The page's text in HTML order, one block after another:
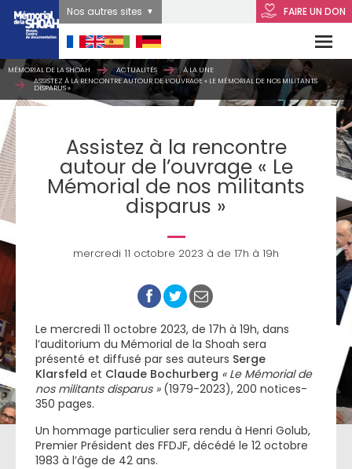
FAIRE UN DON
Nos autres sites
MÉMORIAL DE LA SHOAH ACTUALITÉS
À LA UNE
ASSISTEZ À LA RENCONTRE AUTOUR DE L’OUVRAGE « LE MÉMORIAL DE NOS MILITANTS
DISPARUS »
Assistez à la rencontre
autour de l’ouvrage « Le
Mémorial de nos militants
disparus »
mercredi 11 octobre 2023 à de 17h à 19h
Le mercredi 11 octobre 2023, de 17h à 19h, dans
l’auditorium du Mémorial de la Shoah sera
présenté et diffusé par ses auteurs Serge
Klarsfeld et Claude Bochurberg « Le Mémorial de
nos militants disparus »(1979-2023), 200 notices-
350 pages.
Un hommage particulier sera rendu à Henri Golub,
Premier Président des FFDJF, décédé le 12 octobre
1983 à l’âge de 42 ans.